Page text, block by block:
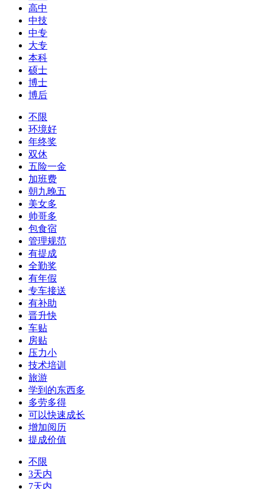
高中
中技
中专
大专
本科
硕士
博士
博后
不限
环境好
年终奖
双休
五险一金
加班费
朝九晚五
美女多
帅哥多
包食宿
管理规范
有提成
全勤奖
有年假
专车接送
有补助
晋升快
车贴
房贴
压力小
技术培训
旅游
学到的东西多
多劳多得
可以快速成长
增加阅历
提成价值
不限
3天内
7天内